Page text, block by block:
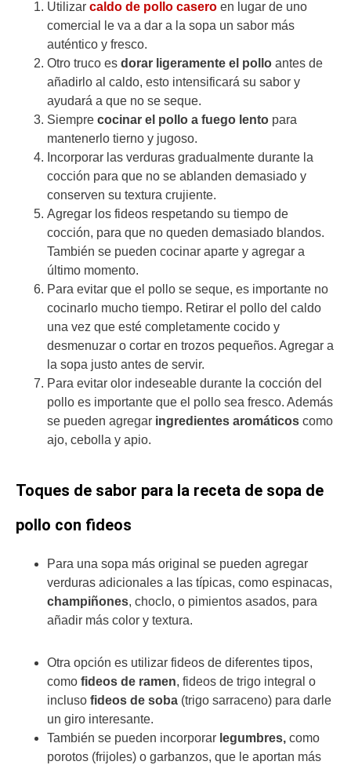
Utilizar caldo de pollo casero en lugar de uno
comercial le va a dar a la sopa un sabor más
auténtico y fresco.
Otro truco es dorar ligeramente el pollo antes de
añadirlo al caldo, esto intensificará su sabor y
ayudará a que no se seque.
Siempre cocinar el pollo a fuego lento para
mantenerlo tierno y jugoso.
Incorporar las verduras gradualmente durante la
cocción para que no se ablanden demasiado y
conserven su textura crujiente.
Agregar los fideos respetando su tiempo de
cocción, para que no queden demasiado blandos.
También se pueden cocinar aparte y agregar a
último momento.
Para evitar que el pollo se seque, es importante no
cocinarlo mucho tiempo. Retirar el pollo del caldo
una vez que esté completamente cocido y
desmenuzar o cortar en trozos pequeños. Agregar a
la sopa justo antes de servir.
Para evitar olor indeseable durante la cocción del
pollo es importante que el pollo sea fresco. Además
se pueden agregar ingredientes aromáticos como
ajo, cebolla y apio.
Toques de sabor para la receta de sopa de
pollo con fideos
Para una sopa más original se pueden agregar
verduras adicionales a las típicas, como espinacas,
champiñones, choclo, o pimientos asados, para
añadir más color y textura.
Otra opción es utilizar fideos de diferentes tipos,
como fideos de ramen, fideos de trigo integral o
incluso fideos de soba (trigo sarraceno) para darle
un giro interesante.
También se pueden incorporar legumbres, como
porotos (frijoles) o garbanzos, que le aportan más